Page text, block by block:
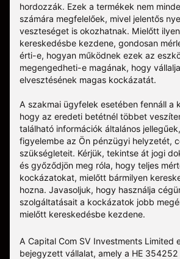
hordozzák. Ezek a termékek nem
számára megfelelőek, mivel jelentős
veszteséget is okozhatnak. Mielőtt
kereskedésbe kezdene, gondosan
érti-e, hogyan működnek ezek az
megengedheti-e magának, hogy
elvesztésének magas kockázatát.
A szakmai ügyfelek esetében fennáll a
hogy az eredeti betétnél többet
található információk általános
figyelembe az Ön pénzügyi helyzetét,
szükségleteit. Kérjük, tekintse át jogi
és győződjön meg róla, hogy teljes
kockázatokat, mielőtt bármilyen
hozna. Javasoljuk, hogy használja
szolgáltatásait a kockázatok jobb
mielőtt kereskedésbe kezdene.
A Capital Com SV Investments Limited
bejegyzett vállalat, amely a HE